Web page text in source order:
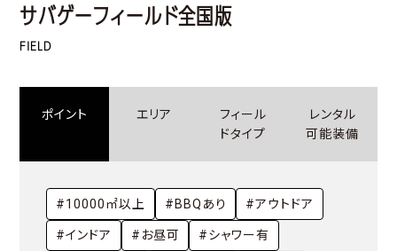
マンガ・アニメ
もしもの場合 便利アイテム
フィールドレビュー やってみた
サバゲーフィールド全国版
FIELD
ポイント エリア
フィール
ドタイプ
レンタル
可能装備
#10000㎡以上 #BBQあり #アウトドア
#インドア #お昼可 #シャワー有